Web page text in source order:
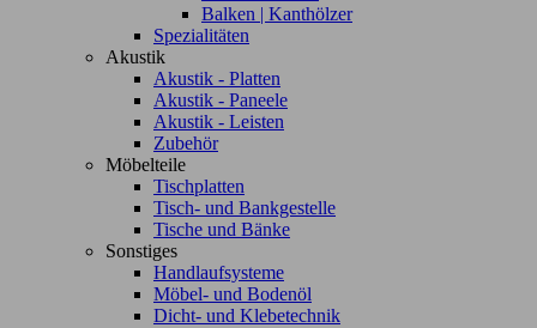
Balken | Kanthölzer
Spezialitäten
Akustik
Akustik - Platten
Akustik - Paneele
Akustik - Leisten
Zubehör
Möbelteile
Tischplatten
Tisch- und Bankgestelle
Tische und Bänke
Sonstiges
Handlaufsysteme
Möbel- und Bodenöl
Dicht- und Klebetechnik